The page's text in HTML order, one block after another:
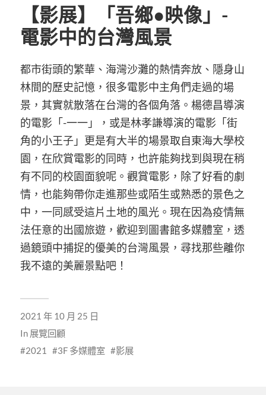
【影展】「吾鄉●映像」-
電影中的台灣風景
都市街頭的繁華、海灣沙灘的熱情奔放、隱身山
林間的歷史記憶，很多電影中主角們走過的場
景，其實就散落在台灣的各個角落。楊德昌導演
的電影「-一一」，或是林孝謙導演的電影「街
角的小王子」更是有大半的場景取自東海大學校
園，在欣賞電影的同時，也許能夠找到與現在稍
有不同的校園面貌呢。觀賞電影，除了好看的劇
情，也能夠帶你走進那些或陌生或熟悉的景色之
中，一同感受這片土地的風光。現在因為疫情無
法任意的出國旅遊，歡迎到圖書館多媒體室，透
過鏡頭中捕捉的優美的台灣風景，尋找那些離你
我不遠的美麗景點吧！
2021 年 10 月 25 日
In 展覽回顧
2021
3F 多媒體室 影展